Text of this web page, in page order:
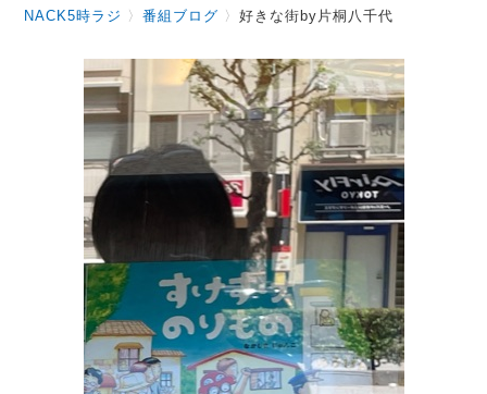
NACK5時ラジ 〉番組ブログ 〉好きな街by片桐八千代